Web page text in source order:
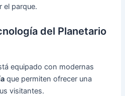
el parque.
del Planetario
equipado con modernas
que permiten ofrecer una
visitantes.